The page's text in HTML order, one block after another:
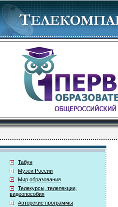
Табун
Музеи России
Мир образования
Телекурсы, телелекции,
видеопособия
Авторские программы